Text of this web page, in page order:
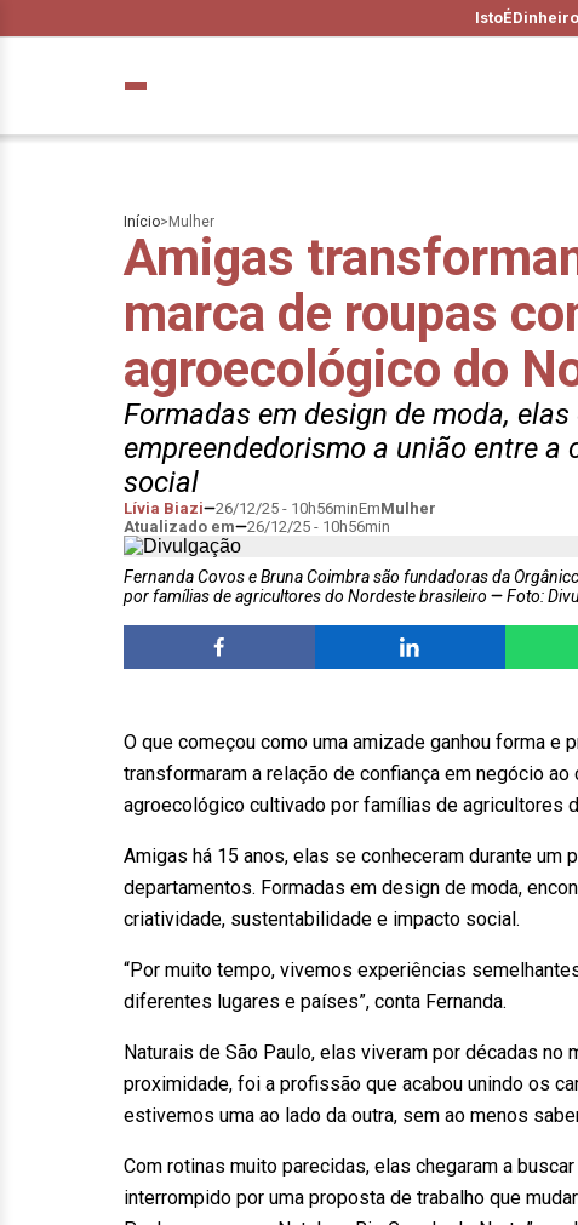
IstoÉDinheiro
Início> Mulher
Amigas
marca de roupas
agroecológico do
Formadas em design de moda,
empreendedorismo a união entre
social
Lívia Biazi 26/12/25 - 10h56minEmMulher
Atualizado em
26/12/25 - 10h56min
Fernanda Covos e Bruna Coimbra são fundadoras da
por famílias de agricultores do Nordeste brasileiro
Foto:
O que começou como uma amizade ganhou forma e
transformaram a relação de confiança em negócio
agroecológico cultivado por famílias de agricultores
Amigas há 15 anos, elas se conheceram durante
departamentos. Formadas em design de moda,
criatividade, sustentabilidade e impacto social.
“Por muito tempo, vivemos experiências
diferentes lugares e países”, conta Fernanda.
Naturais de São Paulo, elas viveram por décadas
proximidade, foi a profissão que acabou unindo os
estivemos uma ao lado da outra, sem ao menos
Com rotinas muito parecidas, elas chegaram a
interrompido por uma proposta de trabalho que